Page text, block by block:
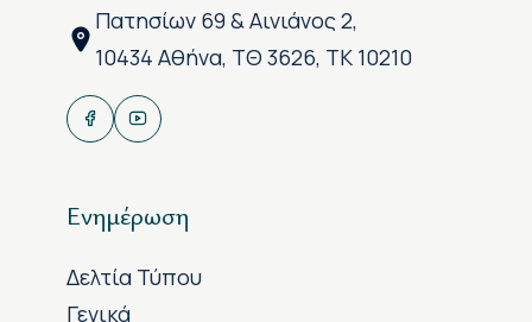
Πατησίων 69 & Αινιάνος 2,
10434 Αθήνα, ΤΘ 3626, ΤΚ 10210
Ενημέρωση
Δελτία Τύπου
Γενικά